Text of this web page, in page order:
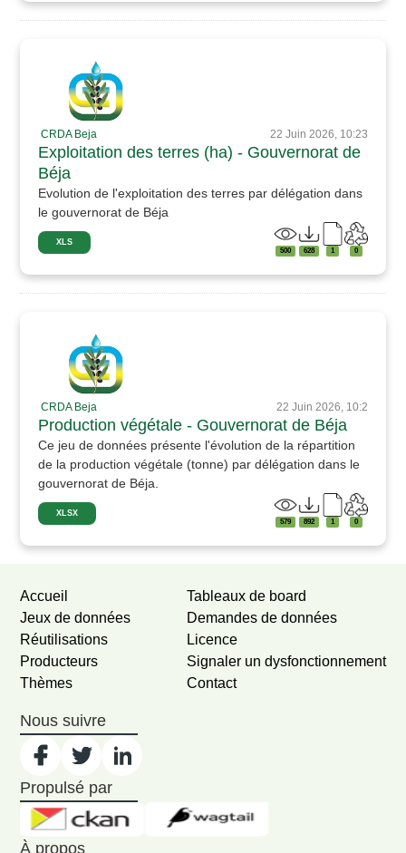
CRDA Beja 22 Juin 2026, 10:23
Exploitation des terres (ha) - Gouvernorat de
Béja
Evolution de l'exploitation des terres par délégation dans
le gouvernorat de Béja
XLS
500 628 1 0
CRDA Beja 22 Juin 2026, 10:2
Production végétale - Gouvernorat de Béja
Ce jeu de données présente l'évolution de la répartition
de la production végétale (tonne) par délégation dans le
gouvernorat de Béja.
XLSX
579 892 1 0
Accueil
Jeux de données
Réutilisations
Producteurs
Thèmes
Tableaux de board
Demandes de données
Licence
Signaler un dysfonctionnement
Contact
Nous suivre
Propulsé par
À propos